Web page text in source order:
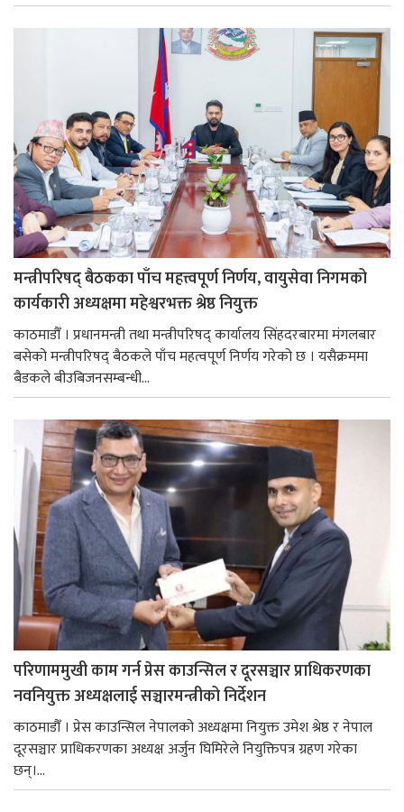
मन्त्रीपरिषद् बैठकका पाँच महत्त्वपूर्ण निर्णय, वायुसेवा निगमको
कार्यकारी अध्यक्षमा महेश्वरभक्त श्रेष्ठ नियुक्त
काठमाडौँ । प्रधानमन्त्री तथा मन्त्रीपरिषद् कार्यालय सिंहदरबारमा मंगलबार
बसेको मन्त्रीपरिषद् बैठकले पाँच महत्वपूर्ण निर्णय गरेको छ । यसैक्रममा
बैडकले बीउबिजनसम्बन्धी...
परिणाममुखी काम गर्न प्रेस काउन्सिल र दूरसञ्चार प्राधिकरणका
नवनियुक्त अध्यक्षलाई सञ्चारमन्त्रीको निर्देशन
काठमाडौँ । प्रेस काउन्सिल नेपालको अध्यक्षमा नियुक्त उमेश श्रेष्ठ र नेपाल
दूरसञ्चार प्राधिकरणका अध्यक्ष अर्जुन घिमिरेले नियुक्तिपत्र ग्रहण गरेका
छन्।...